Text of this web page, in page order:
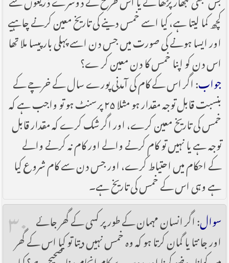
کچھ کما لیتا ہے، کیا اسے خمس دینے کی تاریخ معین کرنے چاہیے
اور ایسا ہونے کی صورت میں جس دن اسے پہلی بار پیسا ملا تھا
اس دن کو اپنا خمس کا دن معین کر ے؟
جواب: اگر اس کے کام کی آمدنی پورے سال کے خرچے کے
بنسبت قابل توجہ مقدار ہو مثلا ۲۵ پرسنٹ ہو تو واجب ہے کہ
خمس کی تاریخ معین کرے، اور اگر شک کرے کہ مقدار قابل
توجہ ہے یا نہیں تو کام کرنے والے اور کام نہ کرنے والے
کے احکام میں احتیاط کرے، اور جس دن سے کام شروع کیا
ہے وہی اس کے خمس کی تاریخ ہے۔
۳۰ سوال: اگر انسان مہمان کے طور پر کسی کے گھر جائے
اور جانتا یا گمان کرتا ہو کہ وہ خمس نہیں دیتا تو کیا اس کے گھر